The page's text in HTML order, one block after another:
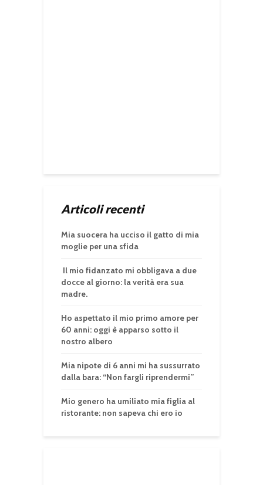
Articoli recenti
Mia suocera ha ucciso il gatto di mia
moglie per una sfida
Il mio fidanzato mi obbligava a due
docce al giorno: la verità era sua
madre.
Ho aspettato il mio primo amore per
60 anni: oggi è apparso sotto il
nostro albero
Mia nipote di 6 anni mi ha sussurrato
dalla bara: “Non fargli riprendermi”
Mio genero ha umiliato mia figlia al
ristorante: non sapeva chi ero io